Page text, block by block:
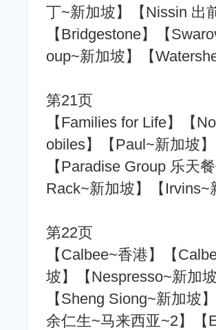
丁~新加坡】【Nissin 出
【Bridgestone】【
oup~新加坡】【
第21页
【Families for Life】【
obiles】【Paul~新加坡】
【Paradise Group 乐天
Rack~新加坡】【
第22页
【Calbee~香港】【
坡】【Nespresso~新加
【Sheng Siong~新加坡
余仁生~马来西亚~2】【